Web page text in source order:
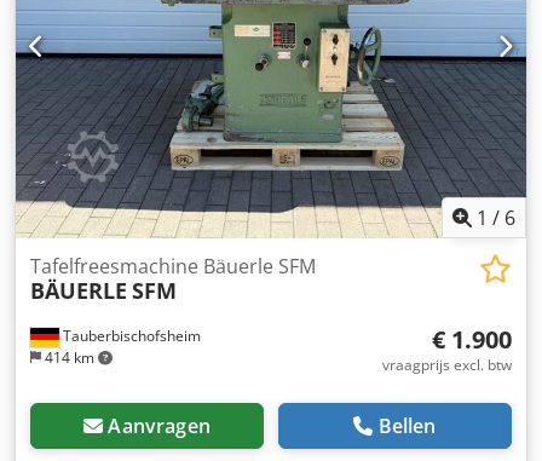
1 / 6
Tauberbischofsheim
414 km
Tafelfreesmachine Bäuerle SFM
BÄUERLE SFM
€ 1.900
vraagprijs excl. btw
Aanvragen Bellen